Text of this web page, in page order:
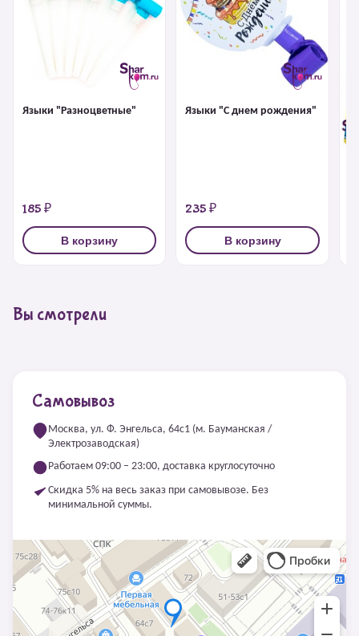
Языки "Разноцветные"
185 ₽
В корзину
Языки "С днем рождения"
235 ₽
В корзину
Вы смотрели
Самовывоз
Москва, ул. Ф. Энгельса, 64с1 (м. Бауманская /
Электрозаводская)
Работаем 09:00 – 23:00, доставка круглосуточно
Скидка 5% на весь заказ при самовывозе. Без
минимальной суммы.